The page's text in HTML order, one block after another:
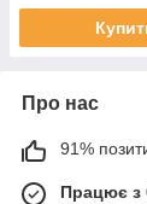
Про нас
91%
Працює з